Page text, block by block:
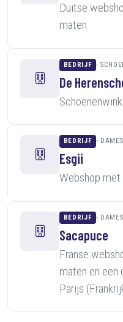
Duitse
maten
BEDRIJF
De
BEDRIJF
Esgii
Webshop
BEDRIJF
Sacapuce
Franse
maten en een
Parijs